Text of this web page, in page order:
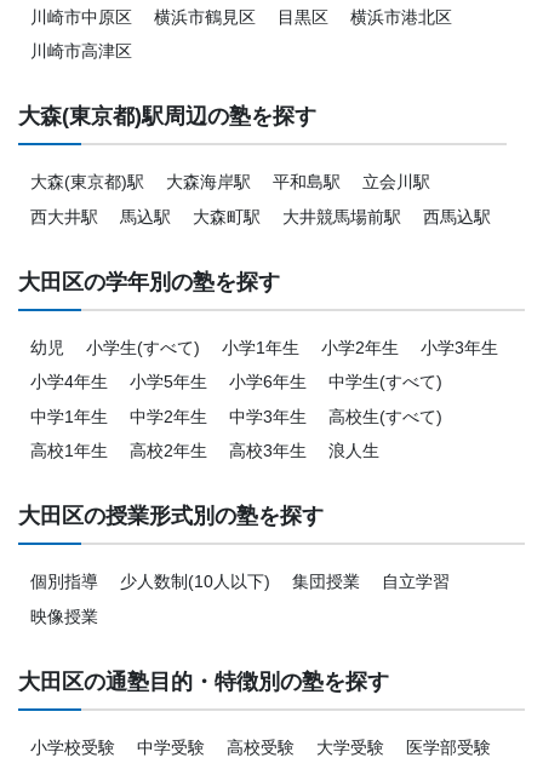
数学の定期テストでの点数が低く、通いはじめて宿題等
---
※料金は口コミされた方が支払った金額の目安です。実際の料金とは異なる可
能性がございますので、詳しくは塾にお問い合わせください。
川崎市中原区
横浜市鶴見区 目黒区
横浜市港北区
川崎市高津区
大森(東京都)駅周辺の塾を探す
大森(東京都)駅 大森海岸駅 平和島駅
立会川駅
西大井駅
馬込駅 大森町駅 大井競馬場前駅 西馬込駅
大田区の学年別の塾を探す
幼児 小学生(すべて) 小学1年生 小学2年生
小学3年生
小学4年生
小学5年生 小学6年生
中学生(すべて)
中学1年生
中学2年生 中学3年生
高校生(すべて)
高校1年生
高校2年生 高校3年生 浪人生
大田区の授業形式別の塾を探す
個別指導 少人数制(10人以下) 集団授業
自立学習
映像授業
大田区の通塾目的・特徴別の塾を探す
小学校受験 中学受験 高校受験 大学受験 医学部受験